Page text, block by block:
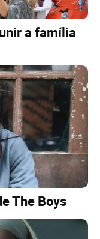
a família
The Boys